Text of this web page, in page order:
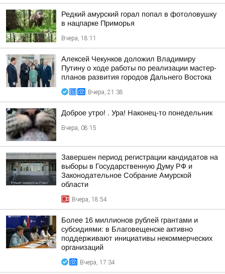
Редкий амурский горал попал в фотоловушку
в нацпарке Приморья
Вчера, 18:11
Алексей Чекунков доложил Владимиру
Путину о ходе работы по реализации мастер-
планов развития городов Дальнего Востока
Вчера, 21:38
Доброе утро! . Ура! Наконец-то понедельник
Вчера, 08:15
Завершен период регистрации кандидатов на
выборы в Государственную Думу РФ и
Законодательное Собрание Амурской
области
Вчера, 18:54
Более 16 миллионов рублей грантами и
субсидиями: в Благовещенске активно
поддерживают инициативы некоммерческих
организаций
Вчера, 17:34